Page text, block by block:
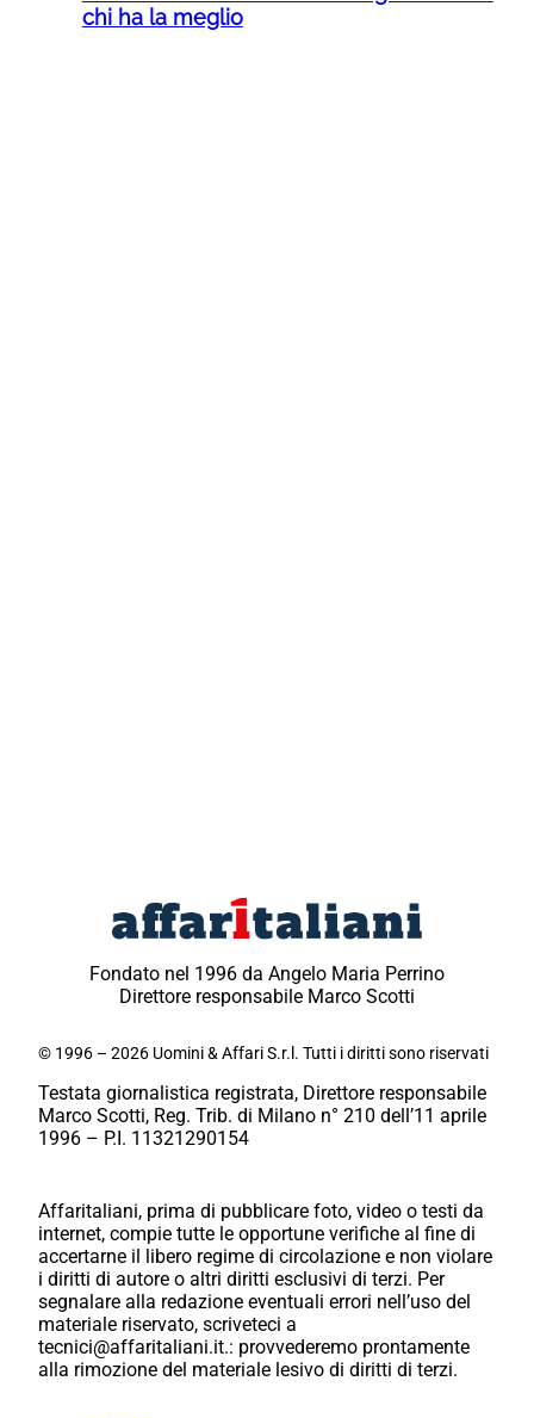
chi ha la meglio
Fondato nel 1996 da Angelo Maria Perrino
Direttore responsabile Marco Scotti
© 1996 – 2026 Uomini & Affari S.r.l. Tutti i diritti sono riservati
Testata giornalistica registrata, Direttore responsabile
Marco Scotti, Reg. Trib. di Milano n° 210 dell’11 aprile
1996 – P.I. 11321290154
Affaritaliani, prima di pubblicare foto, video o testi da
internet, compie tutte le opportune verifiche al fine di
accertarne il libero regime di circolazione e non violare
i diritti di autore o altri diritti esclusivi di terzi. Per
segnalare alla redazione eventuali errori nell’uso del
materiale riservato, scriveteci a
tecnici@affaritaliani.it.: provvederemo prontamente
alla rimozione del materiale lesivo di diritti di terzi.